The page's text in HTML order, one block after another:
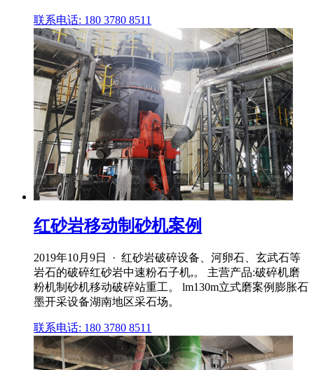
联系电话: 180 3780 8511
红砂岩移动制砂机案例
2019年10月9日 · 红砂岩破碎设备、河卵石、玄武石等
岩石的破碎红砂岩中速粉石子机,。 主营产品:破碎机磨
粉机制砂机移动破碎站重工。 lm130m立式磨案例膨胀石
墨开采设备湖南地区采石场。
联系电话: 180 3780 8511